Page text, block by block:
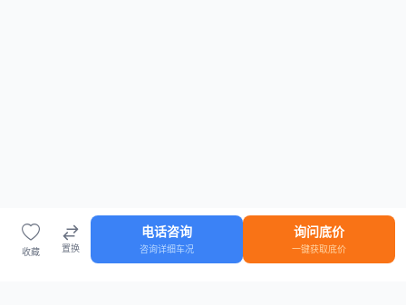
收藏 置换
电话咨询
咨询详细车况
询问底价
一键获取底价
车源 知识 登录